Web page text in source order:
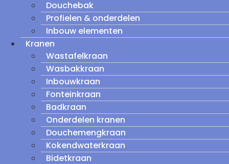
Douchebak
Profielen & onderdelen
Inbouw elementen
Kranen
Wastafelkraan
Wasbakkraan
Inbouwkraan
Fonteinkraan
Badkraan
Onderdelen kranen
Douchemengkraan
Kokendwaterkraan
Bidetkraan